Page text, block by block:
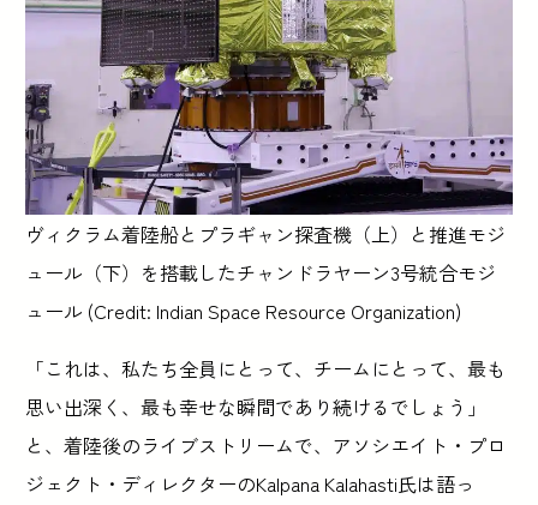
ヴィクラム着陸船とプラギャン探査機（上）と推進モジ
ュール（下）を搭載したチャンドラヤーン3号統合モジ
ュール (Credit: Indian Space Resource Organization)
「これは、私たち全員にとって、チームにとって、最も
思い出深く、最も幸せな瞬間であり続けるでしょう」
と、着陸後のライブストリームで、アソシエイト・プロ
ジェクト・ディレクターのKalpana Kalahasti氏は語っ